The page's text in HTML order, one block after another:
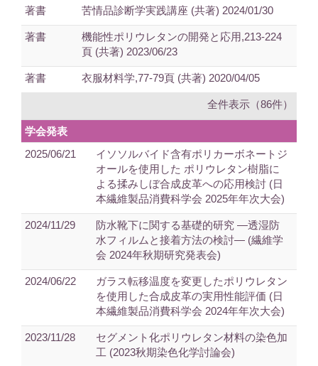
著書 苦情品診断学実践講座 (共著) 2024/01/30
著書
機能性ポリウレタンの開発と応用,213-224
頁 (共著) 2023/06/23
著書 衣服材料学,77-79頁 (共著) 2020/04/05
全件表示（86件）
学会発表
2025/06/21
イソソルバイド含有ポリカーボネートジ
オールを使用した ポリウレタン樹脂に
よる揉みしぼ合成皮革への応用検討 (日
本繊維製品消費科学会 2025年年次大会)
2024/11/29
防水靴下に関する基礎的研究 ―透湿防
水フィルムと接着方法の検討― (繊維学
会 2024年秋期研究発表会)
2024/06/22
ガラス転移温度を変更したポリウレタン
を使用した合成皮革の実用性能評価 (日
本繊維製品消費科学会 2024年年次大会)
2023/11/28
セグメント化ポリウレタン材料の染色加
工 (2023秋期染色化学討論会)